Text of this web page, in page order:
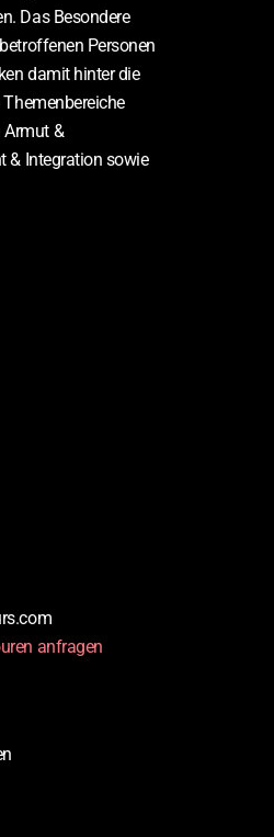
Das Besondere
Personen
damit hinter die
Armut &
& Integration sowie
anfragen